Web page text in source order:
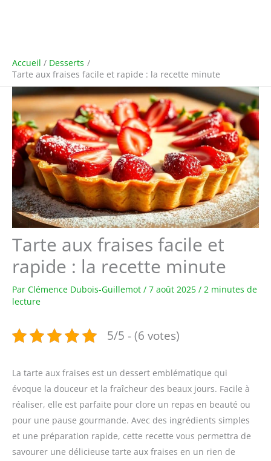
Accueil
Desserts
Tarte aux fraises facile et rapide : la recette minute
Tarte aux fraises facile et
rapide : la recette minute
Par Clémence Dubois-Guillemot / 7 août 2025 / 2 minutes de
lecture
5/5 - (6 votes)
La tarte aux fraises est un dessert emblématique qui
évoque la douceur et la fraîcheur des beaux jours. Facile à
réaliser, elle est parfaite pour clore un repas en beauté ou
pour une pause gourmande. Avec des ingrédients simples
et une préparation rapide, cette recette vous permettra de
savourer une délicieuse tarte aux fraises en un rien de